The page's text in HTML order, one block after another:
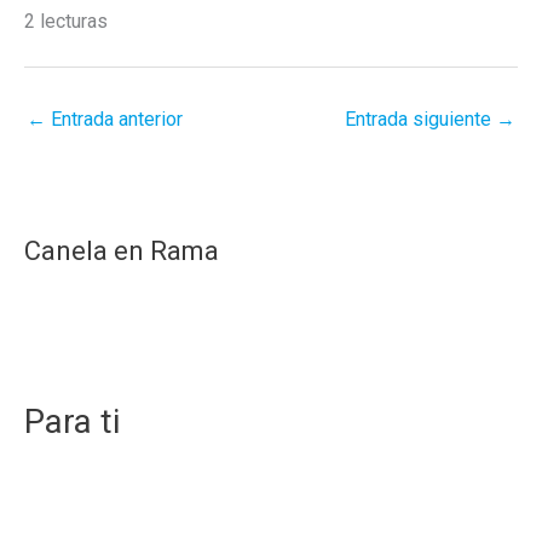
2 lecturas
← Entrada anterior Entrada siguiente →
Canela en Rama
Para ti